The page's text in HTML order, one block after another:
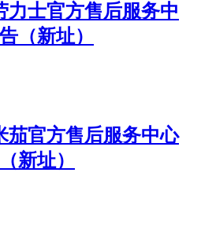
力士官方售后服务中
（新址）
茄官方售后服务中心
新址）